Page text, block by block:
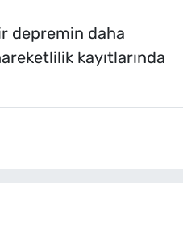
depremin daha
kayıtlarında